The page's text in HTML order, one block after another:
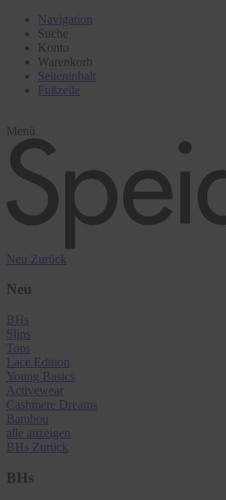
Navigation
Suche
Konto
Warenkorb
Seiteninhalt
Fußzeile
Menü
Neu Zurück
Neu
BHs
Slips
Tops
Lace Edition
Young Basics
Activewear
Cashmere Dreams
Bambou
alle anzeigen
BHs Zurück
BHs